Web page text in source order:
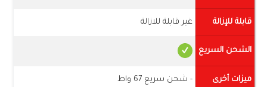
قابلة للإزالة غير قابلة للازالة
الشحن السريع
ميزات أخرى
- شحن سريع 67 واط